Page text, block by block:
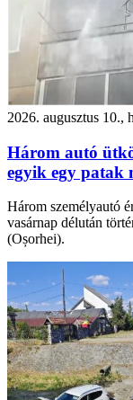
2026. augusztus 10.,
Három autó
egyik egy patak
Három személyautó
vasárnap délután
(Oșorhei).